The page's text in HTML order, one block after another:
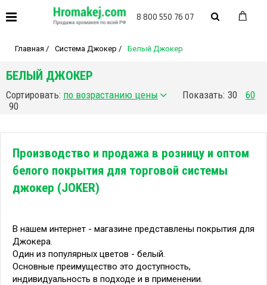
8 800 550 76 07
Главная / Система Джокер / Белый Джокер
Сортировать: Показать: 30
60
90
БЕЛЫЙ ДЖОКЕР
Производство и продажа в розницу и оптом
белого покрытия для торговой системы
джокер (JOKER)
В нашем интернет - магазине представлены покрытия для
Джокера.
Один из популярных цветов - белый.
Основные преимущество это доступность,
индивидуальность в подходе и в применении.